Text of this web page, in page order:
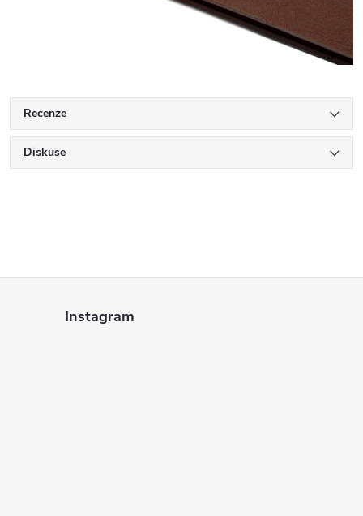
Recenze
Diskuse
Instagram